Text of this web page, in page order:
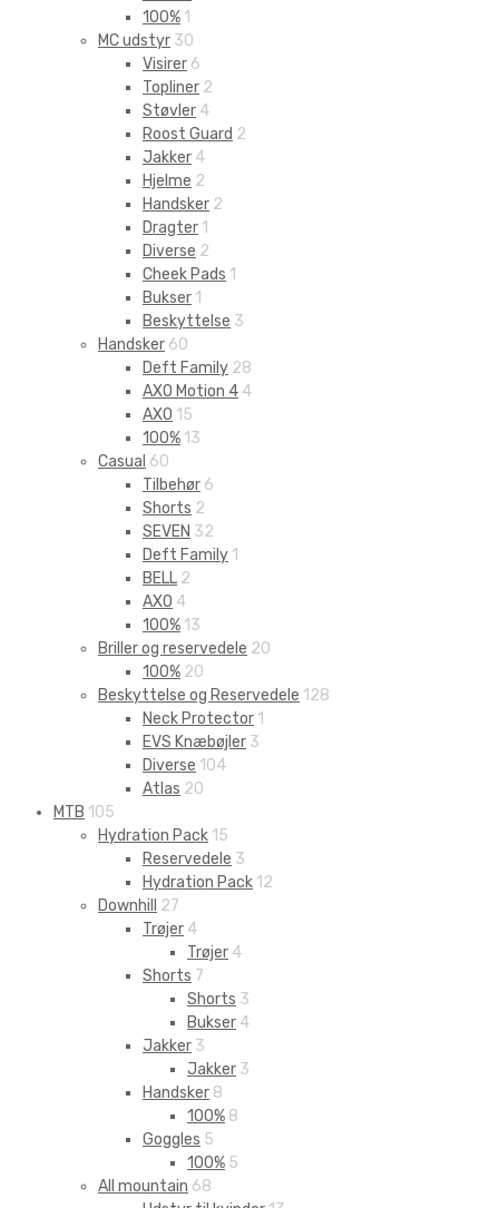
100% 1
MC udstyr 30
Visirer 6
Topliner 2
Støvler 4
Roost Guard 2
Jakker 4
Hjelme 2
Handsker 2
Dragter 1
Diverse 2
Cheek Pads 1
Bukser 1
Beskyttelse 3
Handsker 60
Deft Family 28
AXO Motion 4 4
AXO 15
100% 13
Casual 60
Tilbehør 6
Shorts 2
SEVEN 32
Deft Family 1
BELL 2
AXO 4
100% 13
Briller og reservedele 20
100% 20
Beskyttelse og Reservedele 128
Neck Protector 1
EVS Knæbøjler 3
Diverse 104
Atlas 20
MTB 105
Hydration Pack 15
Reservedele 3
Hydration Pack 12
Downhill
27
Trøjer 4
Trøjer 4
Shorts 7
Shorts 3
Bukser 4
Jakker 3
Jakker 3
Handsker 8
100% 8
Goggles 5
100% 5
All mountain 68